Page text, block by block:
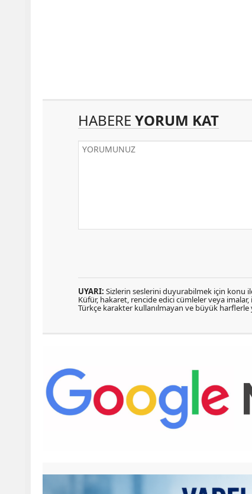
HABERE YORUM KAT
UYARI: Sizlerin seslerini duyurabilmek için konu
Küfür, hakaret, rencide edici cümleler veya imalar,
Türkçe karakter kullanılmayan ve büyük harflerle